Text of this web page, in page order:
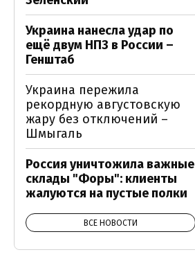
Украина нанесла удар по
ещё двум НПЗ в России –
Генштаб
Украина пережила
рекордную августовскую
жару без отключений –
Шмыгаль
Россия уничтожила важные
склады "Форы": клиенты
жалуются на пустые полки
ВСЕ НОВОСТИ